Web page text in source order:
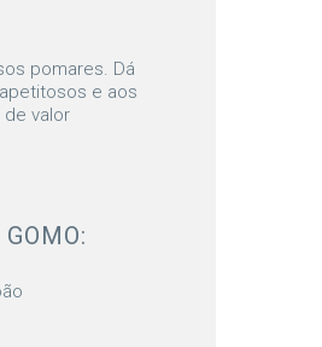
pomares. Dá
e aos
valor